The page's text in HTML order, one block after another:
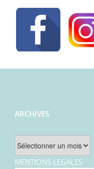
ARCHIVES
Archives
MENTIONS LEGALES